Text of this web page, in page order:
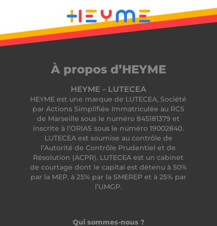
À propos d’HEYME
HEYME – LUTECEA
HEYME est une marque de LUTECEA, Société
par Actions Simplifiée Immatriculée au RCS
de Marseille sous le numéro 845181379 et
inscrite à l’ORIAS sous le numéro 19002840.
LUTECEA est soumise au contrôle de
l’Autorité de Contrôle Prudentiel et de
Résolution (ACPR). LUTECEA est un cabinet
de courtage dont le capital est détenu à 50%
par la MEP, à 25% par la SMEREP et à 25% par
l’UMGP.
Qui sommes-nous ?
cf_clearance
Cloudflare, Inc.
.podbean.com
__lc_cid
On Direct Business
Services Limited
.accounts.livechatinc.com